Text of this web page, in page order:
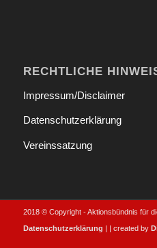
RECHTLICHE
Impressum/Disclaimer
Datenschutzerklärung
Vereinssatzung
2018 © Copyright - Aktionsbündnis für
Datenschutzerklärung | | created by